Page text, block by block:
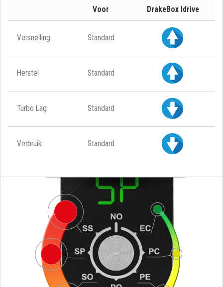
Voor DrakeBox Idrive
Versnelling Standard
Herstel Standard
Turbo Lag Standard
Verbruik Standard